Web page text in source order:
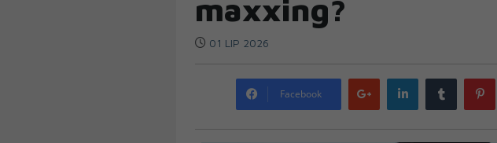
maxxing?
01 LIP 2026
Facebook
Google
plus
LinkedIn Tumblr